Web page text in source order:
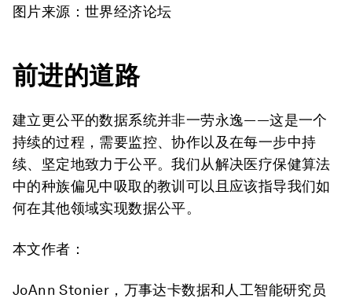
图片来源：世界经济论坛
前进的道路
建立更公平的数据系统并非一劳永逸——这是一个
持续的过程，需要监控、协作以及在每一步中持
续、坚定地致力于公平。我们从解决医疗保健算法
中的种族偏见中吸取的教训可以且应该指导我们如
何在其他领域实现数据公平。
本文作者：
JoAnn Stonier，万事达卡数据和人工智能研究员